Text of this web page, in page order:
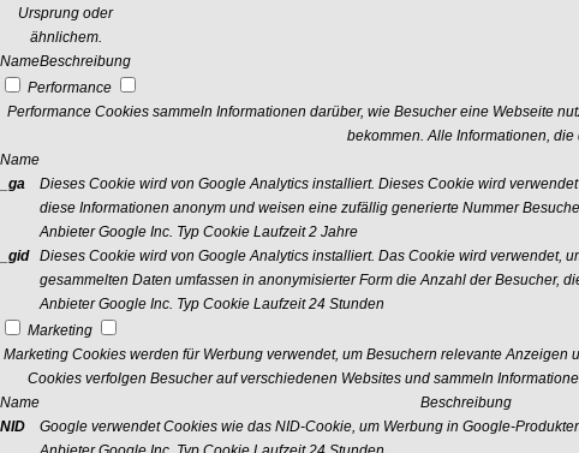
Ursprung oder
ähnlichem.
NameBeschreibung
Performance
Performance Cookies sammeln Informationen darüber, wie Besucher eine Webseite
bekommen. Alle Informationen,
Name
_ga
Dieses Cookie wird von Google Analytics installiert. Dieses Cookie wird
diese Informationen anonym und weisen eine zufällig generierte Nummer
Anbieter Google Inc. Typ Cookie Laufzeit 2 Jahre
_gid
Dieses Cookie wird von Google Analytics installiert. Das Cookie wird verwendet,
gesammelten Daten umfassen in anonymisierter Form die Anzahl der Besucher,
Anbieter Google Inc. Typ Cookie Laufzeit 24 Stunden
Marketing
Marketing Cookies werden für Werbung verwendet, um Besuchern relevante Anzeigen
Cookies verfolgen Besucher auf verschiedenen Websites und sammeln
Name
Beschreibung
NID
Google verwendet Cookies wie das NID-Cookie, um Werbung in Google-